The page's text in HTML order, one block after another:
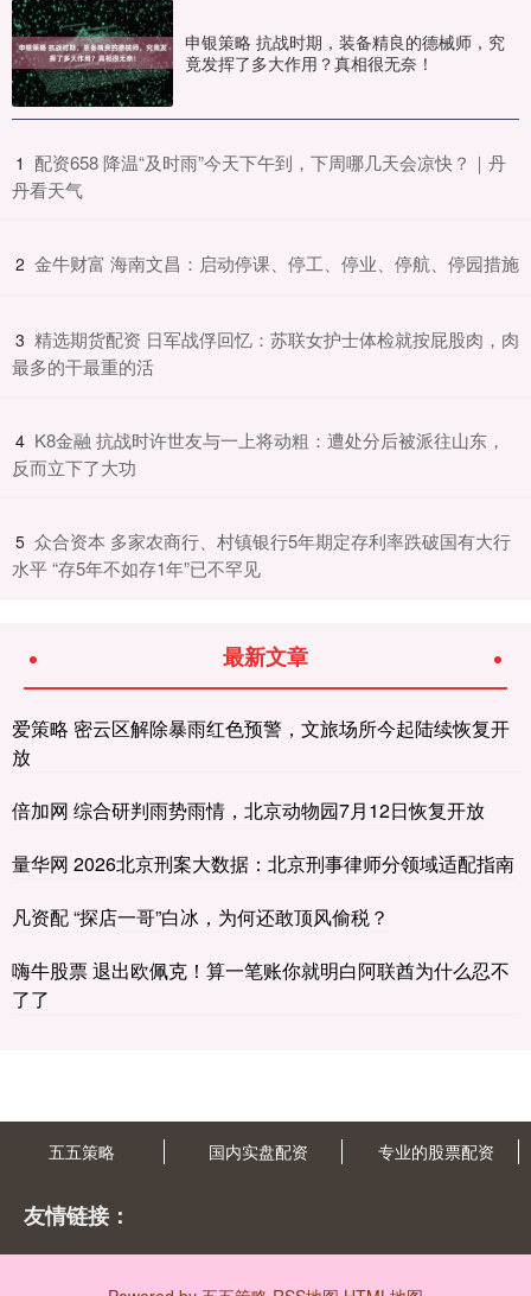
申银策略 抗战时期，装备精良的德械师，究
竟发挥了多大作用？真相很无奈！
1 ​配资658 降温“及时雨”今天下午到，下周哪几天会凉快？｜丹
丹看天气
2 ​金牛财富 海南文昌：启动停课、停工、停业、停航、停园措施
3 ​精选期货配资 日军战俘回忆：苏联女护士体检就按屁股肉，肉
最多的干最重的活
4 ​K8金融 抗战时许世友与一上将动粗：遭处分后被派往山东，
反而立下了大功
5 ​众合资本 多家农商行、村镇银行5年期定存利率跌破国有大行
水平 “存5年不如存1年”已不罕见
最新文章
爱策略 密云区解除暴雨红色预警，文旅场所今起陆续恢复开
放
倍加网 综合研判雨势雨情，北京动物园7月12日恢复开放
量华网 2026北京刑案大数据：北京刑事律师分领域适配指南
凡资配 “探店一哥”白冰，为何还敢顶风偷税？
嗨牛股票 退出欧佩克！算一笔账你就明白阿联酋为什么忍不
了了
五五策略 国内实盘配资 专业的股票配资
友情链接：